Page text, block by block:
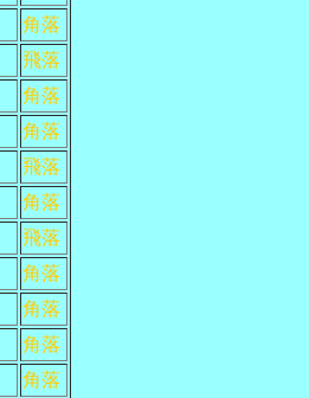
角落
飛落
角落
角落
飛落
角落
飛落
角落
角落
角落
角落